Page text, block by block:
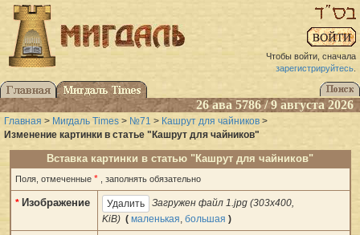
Чтобы войти, сначала
зарегистрируйтесь.
26 ава 5786 / 9 августа 2026
Главная > Мигдаль Times > №71 > Кашрут для чайников >
Изменение картинки в статье "Кашрут для чайников"
Вставка картинки в статью "Кашрут для чайников"
Поля, отмеченные * , заполнять обязательно
* Изображение
Загружен файл 1.jpg (303x400,
KiB) ( маленькая большая )